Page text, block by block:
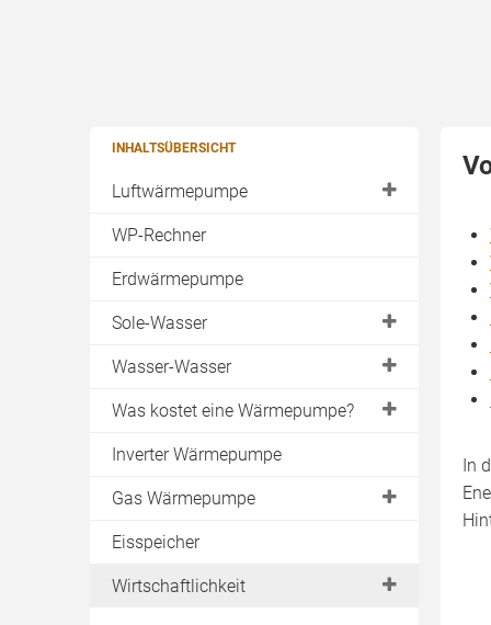
INHALTSÜBERSICHT
Luftwärmepumpe
Außenaufstellung
Luftwärmepumpe Innenaufstellung
Abluftwärmepumpe
Luft-Luft-Wärmepumpe
Förderung
Vor- & Nachteile Luft-Wasser-
Wärmepumpe
WP-Rechner
Erdwärmepumpe
Sole-Wasser
Erdreich
Geothermie
Erdwärmekörbe
Erdsonde
Energiezaun
Bohrung
Wasser-Wasser
Brunnen
Grundwasser
Was kostet eine Wärmepumpe?
Sole-Wasser
Wasser-Wasser
Luft-Luft
Inverter Wärmepumpe
Gas Wärmepumpe
Gasmotor
Absorptionswärmepumpe
Eisspeicher
Wirtschaftlichkeit
In